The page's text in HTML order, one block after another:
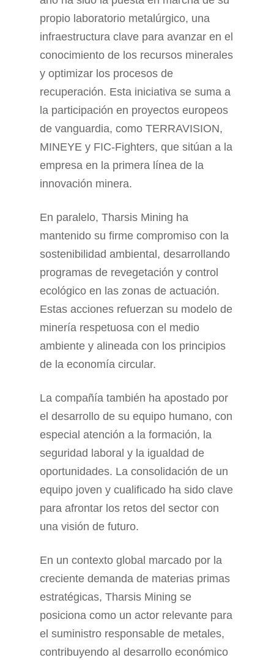
propio laboratorio metalúrgico, una
infraestructura clave para avanzar en el
conocimiento de los recursos minerales
y optimizar los procesos de
recuperación. Esta iniciativa se suma a
la participación en proyectos europeos
de vanguardia, como TERRAVISION,
MINEYE y FIC-Fighters, que sitúan a la
empresa en la primera línea de la
innovación minera.
En paralelo, Tharsis Mining ha
mantenido su firme compromiso con la
sostenibilidad ambiental, desarrollando
programas de revegetación y control
ecológico en las zonas de actuación.
Estas acciones refuerzan su modelo de
minería respetuosa con el medio
ambiente y alineada con los principios
de la economía circular.
La compañía también ha apostado por
el desarrollo de su equipo humano, con
especial atención a la formación, la
seguridad laboral y la igualdad de
oportunidades. La consolidación de un
equipo joven y cualificado ha sido clave
para afrontar los retos del sector con
una visión de futuro.
En un contexto global marcado por la
creciente demanda de materias primas
estratégicas, Tharsis Mining se
posiciona como un actor relevante para
el suministro responsable de metales,
contribuyendo al desarrollo económico